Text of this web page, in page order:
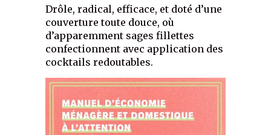
Drôle, radical, efficace, et doté d’une
couverture toute douce, où
d’apparemment sages fillettes
confectionnent avec application des
cocktails redoutables.